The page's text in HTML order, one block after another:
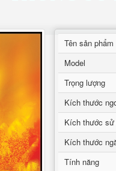
Tên sản phẩm
Model
Trọng lượng
Kích thước
Kích thước sử
Kích thước
Tính năng